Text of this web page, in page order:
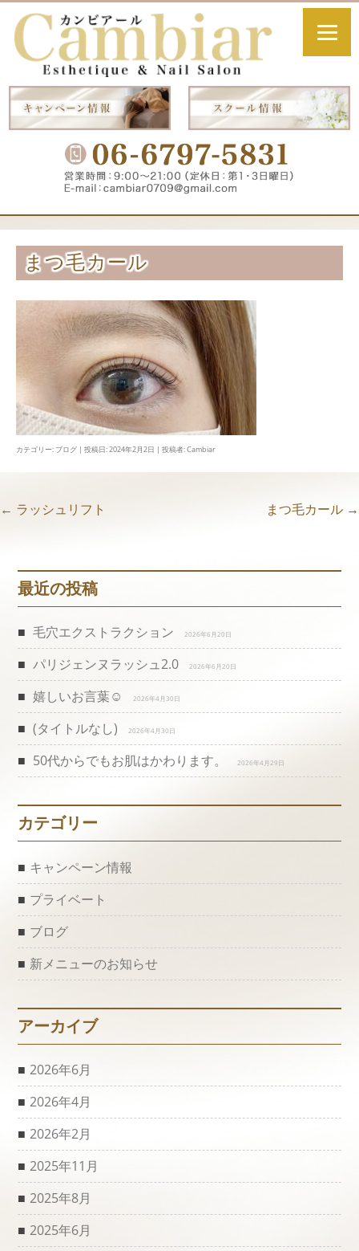
まつ毛カール
カテゴリー: ブログ | 投稿日:2024年2月2日 | 投稿者:Cambiar
投
ナ
ビ
ゲ
ー
シ
ン
← ラッシュリフト まつ毛カール →
最近の投稿
毛穴エクストラクション 2026年6月20日
パリジェンヌラッシュ2.0 2026年6月20日
嬉しいお言葉☺️ 2026年4月30日
(タイトルなし) 2026年4月30日
50代からでもお肌はかわります。 2026年4月29日
カテゴリー
キャンペーン情報
プライベート
ブログ
新メニューのお知らせ
アーカイブ
2026年6月
2026年4月
2026年2月
2025年11月
2025年8月
2025年6月